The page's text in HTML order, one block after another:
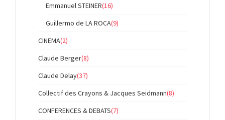
Emmanuel STEINER(16)
Guillermo de LA ROCA(9)
CINEMA(2)
Claude Berger(8)
Claude Delay(37)
Collectif des Crayons & Jacques Seidmann(8)
CONFERENCES & DEBATS(7)